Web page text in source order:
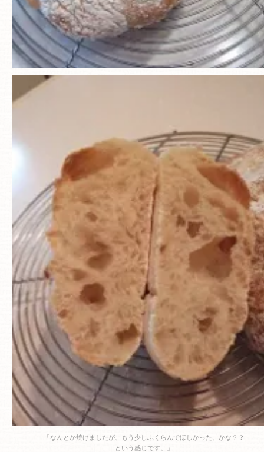
「なんとか焼けましたが、もう少しふくらんでほしかった、かな？？
という感じです。」